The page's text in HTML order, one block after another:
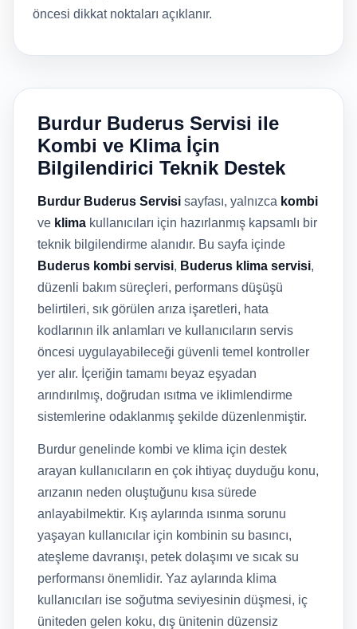
öncesi dikkat noktaları açıklanır.
Burdur Buderus Servisi ile
Kombi ve Klima İçin
Bilgilendirici Teknik Destek
Burdur Buderus Servisi sayfası, yalnızca kombi
ve klima kullanıcıları için hazırlanmış kapsamlı bir
teknik bilgilendirme alanıdır. Bu sayfa içinde
Buderus kombi servisi, Buderus klima servisi,
düzenli bakım süreçleri, performans düşüşü
belirtileri, sık görülen arıza işaretleri, hata
kodlarının ilk anlamları ve kullanıcıların servis
öncesi uygulayabileceği güvenli temel kontroller
yer alır. İçeriğin tamamı beyaz eşyadan
arındırılmış, doğrudan ısıtma ve iklimlendirme
sistemlerine odaklanmış şekilde düzenlenmiştir.
Burdur genelinde kombi ve klima için destek
arayan kullanıcıların en çok ihtiyaç duyduğu konu,
arızanın neden oluştuğunu kısa sürede
anlayabilmektir. Kış aylarında ısınma sorunu
yaşayan kullanıcılar için kombinin su basıncı,
ateşleme davranışı, petek dolaşımı ve sıcak su
performansı önemlidir. Yaz aylarında klima
kullanıcıları ise soğutma seviyesinin düşmesi, iç
üniteden gelen koku, dış ünitenin düzensiz